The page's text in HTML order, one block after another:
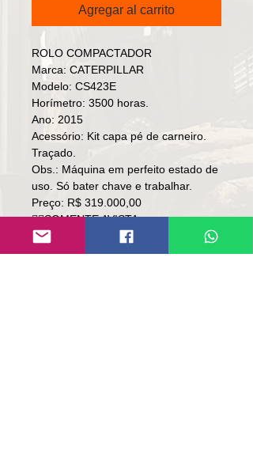
Agregar al carrito
ROLO COMPACTADOR
Marca: CATERPILLAR
Modelo: CS423E
Horímetro: 3500 horas.
Ano: 2015
Acessório: Kit capa pé de carneiro.
Traçado.
Obs.: Máquina em perfeito estado de
uso. Só bater chave e trabalhar.
Preço: R$ 319.000,00
👉🏻SOMENTE AVISTA.
👉🏻SEM TROCA.
Local: SC.